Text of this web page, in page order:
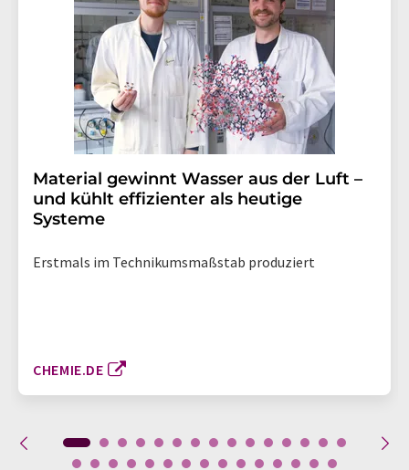
Material gewinnt Wasser aus der Luft –
und kühlt effizienter als heutige
Systeme
Erstmals im Technikumsmaßstab produziert
CHEMIE.DE